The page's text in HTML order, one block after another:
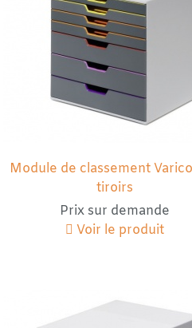
Module de classement
tiroirs
Prix sur demande
Voir le produit